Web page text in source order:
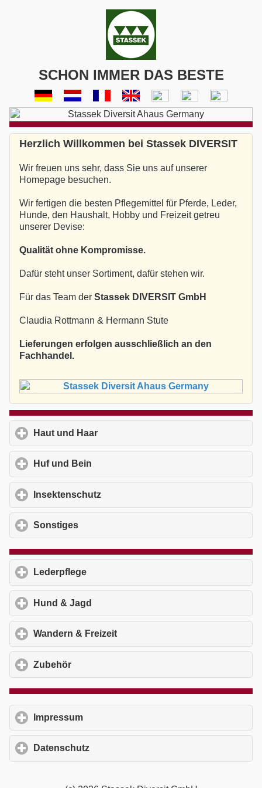
SCHON IMMER DAS BESTE
Herzlich Willkommen bei Stassek DIVERSIT
Wir freuen uns sehr, dass Sie uns auf unserer
Homepage besuchen.
Wir fertigen die besten Pflegemittel für Pferde, Leder,
Hunde, den Haushalt, Hobby und Freizeit getreu
unserer Devise:
Qualität ohne Kompromisse.
Dafür steht unser Sortiment, dafür stehen wir.
Für das Team der Stassek DIVERSIT GmbH
Claudia Rottmann & Hermann Stute
Lieferungen erfolgen ausschließlich an den
Fachhandel.
Haut und Haar
Huf und Bein
Insektenschutz
Sonstiges
Lederpflege
Hund & Jagd
Wandern & Freizeit
Zubehör
Impressum
Datenschutz